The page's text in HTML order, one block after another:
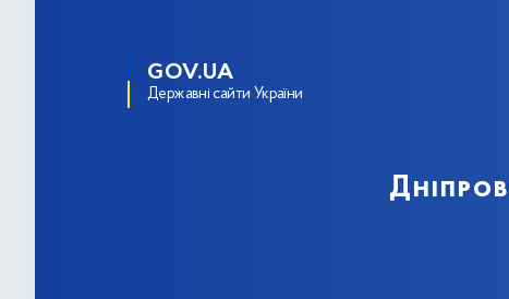
GOV.UA
Державні сайти України